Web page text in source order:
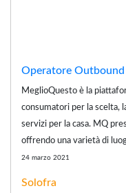
Operatore
MeglioQuesto è la
consumatori per la scelta,
servizi per la casa. MQ
offrendo una varietà di
24 marzo 2021
Solofra